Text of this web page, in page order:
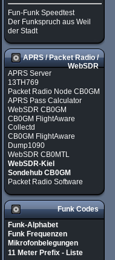
Fun-Funk Speedtest
Der Funkspruch aus Weil
der Stadt
APRS / Packet Radio /
WebSDR
APRS Server
13TH769
Packet Radio Node CB0GM
APRS Pass Calculator
WebSDR CB0GM
CB0GM FlightAware
Collectd
CB0GM FlightAware
Dump1090
WebSDR CB0MTL
WebSDR-Kiel
Sondehub CB0GM
Packet Radio Software
Funk Codes
Funk-Alphabet
Funk Frequenzen
Mikrofonbelegungen
11 Meter Prefix - Liste